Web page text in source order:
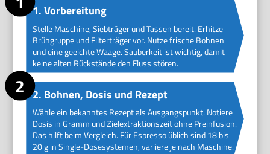
1. Vorbereitung
Stelle Maschine, Siebträger und Tassen bereit. Erhitze
Brühgruppe und Filterträger vor. Nutze frische Bohnen
und eine geeichte Waage. Sauberkeit ist wichtig, damit
keine alten Rückstände den Fluss stören.
2. Bohnen, Dosis und Rezept
Wähle ein bekanntes Rezept als Ausgangspunkt. Notiere
Dosis in Gramm und Zielextraktionszeit ohne Preinfusion.
Das hilft beim Vergleich. Für Espresso üblich sind 18 bis
20 g in Single-Dosesystemen, variiere je nach Maschine.